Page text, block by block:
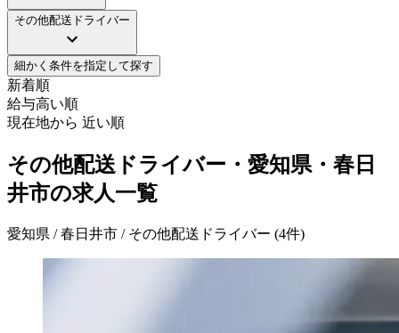
その他配送ドライバー
細かく条件を指定して探す
新着順
給与高い順
現在地から 近い順
その他配送ドライバー・愛知県・春日
井市の求人一覧
愛知県 / 春日井市 / その他配送ドライバー (4件)